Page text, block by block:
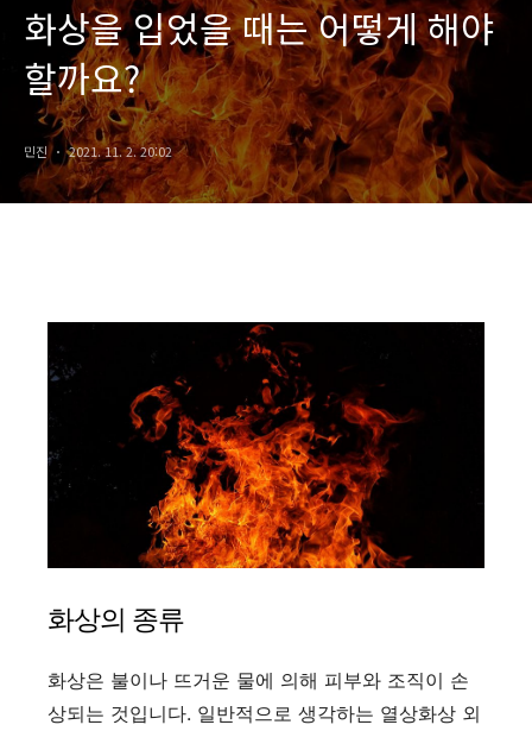
화상을 입었을 때는 어떻게 해야
할까요?
민진 2021. 11. 2. 20:02
화상의 종류
화상은 불이나 뜨거운 물에 의해 피부와 조직이 손
상되는 것입니다. 일반적으로 생각하는 열상화상 외